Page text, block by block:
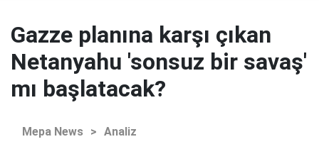
Gazze planına karşı çıkan
Netanyahu 'sonsuz bir savaş'
mı başlatacak?
Mepa News > Analiz